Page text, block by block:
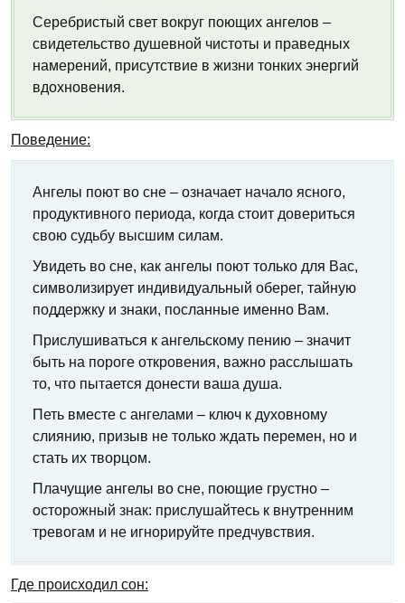
Серебристый свет вокруг поющих ангелов –
свидетельство душевной чистоты и праведных
намерений, присутствие в жизни тонких энергий
вдохновения.
Поведение:
Ангелы поют во сне – означает начало ясного,
продуктивного периода, когда стоит довериться
свою судьбу высшим силам.
Увидеть во сне, как ангелы поют только для Вас,
символизирует индивидуальный оберег, тайную
поддержку и знаки, посланные именно Вам.
Прислушиваться к ангельскому пению – значит
быть на пороге откровения, важно расслышать
то, что пытается донести ваша душа.
Петь вместе с ангелами – ключ к духовному
слиянию, призыв не только ждать перемен, но и
стать их творцом.
Плачущие ангелы во сне, поющие грустно –
осторожный знак: прислушайтесь к внутренним
тревогам и не игнорируйте предчувствия.
Где происходил сон: